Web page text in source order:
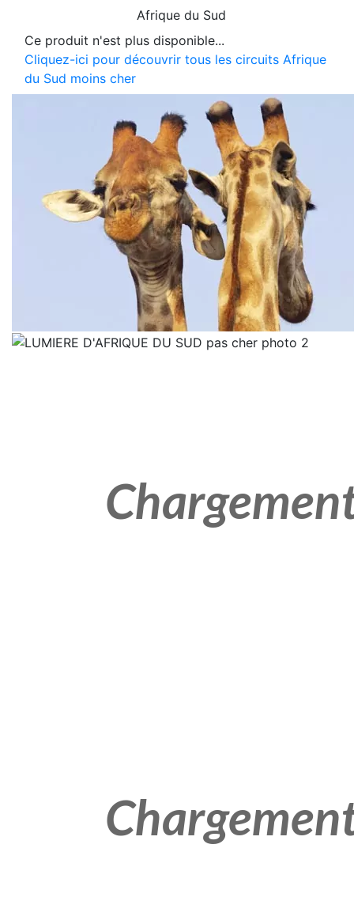
Afrique du Sud
Ce produit n'est plus disponible...
Cliquez-ici pour découvrir tous les circuits Afrique
du Sud moins cher